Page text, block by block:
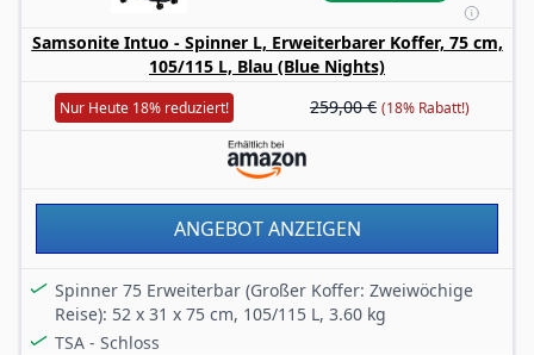
Samsonite Intuo - Spinner L, Erweiterbarer Koffer, 75 cm,
105/115 L, Blau (Blue Nights)
Nur Heute 18% reduziert! 259,00 € (18% Rabatt!)
ANGEBOT ANZEIGEN
Spinner 75 Erweiterbar (Großer Koffer: Zweiwöchige
Reise): 52 x 31 x 75 cm, 105/115 L, 3.60 kg
TSA - Schloss